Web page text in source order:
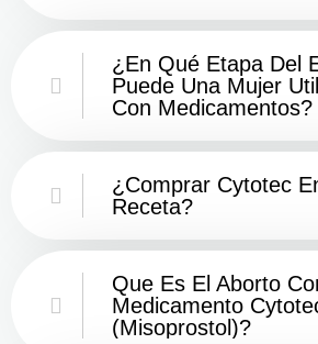
¿En Qué Etapa Del
Puede Una Mujer
Con Medicamentos?
¿Comprar Cytotec
Receta?
Que Es El Aborto
Medicamento
(misoprostol)?